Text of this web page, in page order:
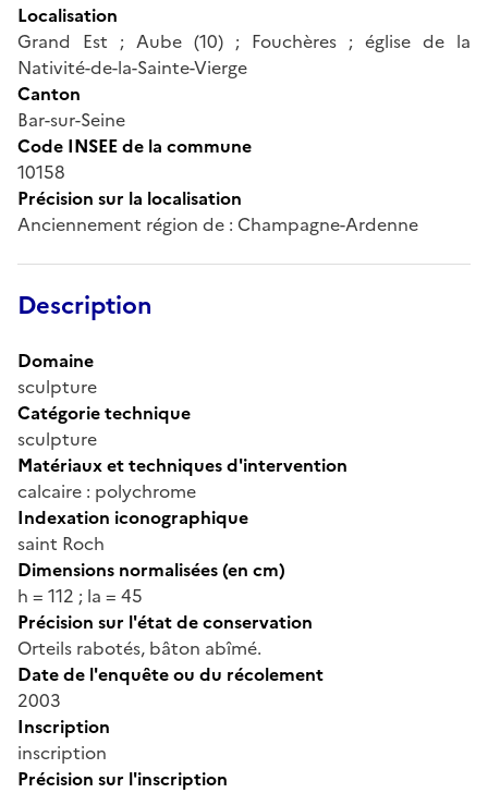
Localisation
Grand Est ; Aube (10) ; Fouchères ; église de la
Nativité-de-la-Sainte-Vierge
Canton
Bar-sur-Seine
Code INSEE de la commune
10158
Précision sur la localisation
Anciennement région de : Champagne-Ardenne
Description
Domaine
sculpture
Catégorie technique
sculpture
Matériaux et techniques d'intervention
calcaire : polychrome
Indexation iconographique
saint Roch
Dimensions normalisées (en cm)
h = 112 ; la = 45
Précision sur l'état de conservation
Orteils rabotés, bâton abîmé.
Date de l'enquête ou du récolement
2003
Inscription
inscription
Précision sur l'inscription